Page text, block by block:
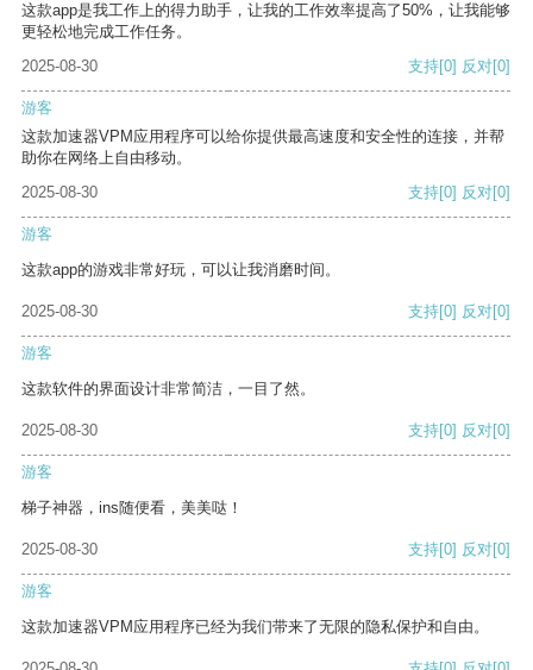
这款app是我工作上的得力助手，让我的工作效率提高了50%，让我能够
更轻松地完成工作任务。
2025-08-30
支持[0] 反对[0]
游客
这款加速器VPM应用程序可以给你提供最高速度和安全性的连接，并帮
助你在网络上自由移动。
2025-08-30
支持[0] 反对[0]
游客
这款app的游戏非常好玩，可以让我消磨时间。
2025-08-30 支持[0] 反对[0]
游客
这款软件的界面设计非常简洁，一目了然。
2025-08-30 支持[0] 反对[0]
游客
梯子神器，ins随便看，美美哒！
2025-08-30 支持[0] 反对[0]
游客
这款加速器VPM应用程序已经为我们带来了无限的隐私保护和自由。